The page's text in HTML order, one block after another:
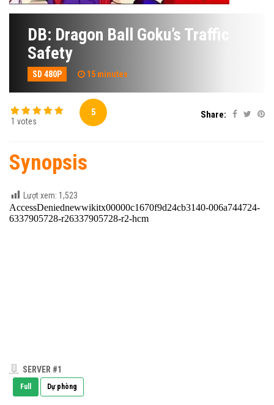
DB: Dragon Ball Goku’s Traffic
Safety
SD 480P 15 minutes
1 votes
5 Share:
Synopsis
Lượt xem: 1,523
SERVER #1
Full Dự phòng